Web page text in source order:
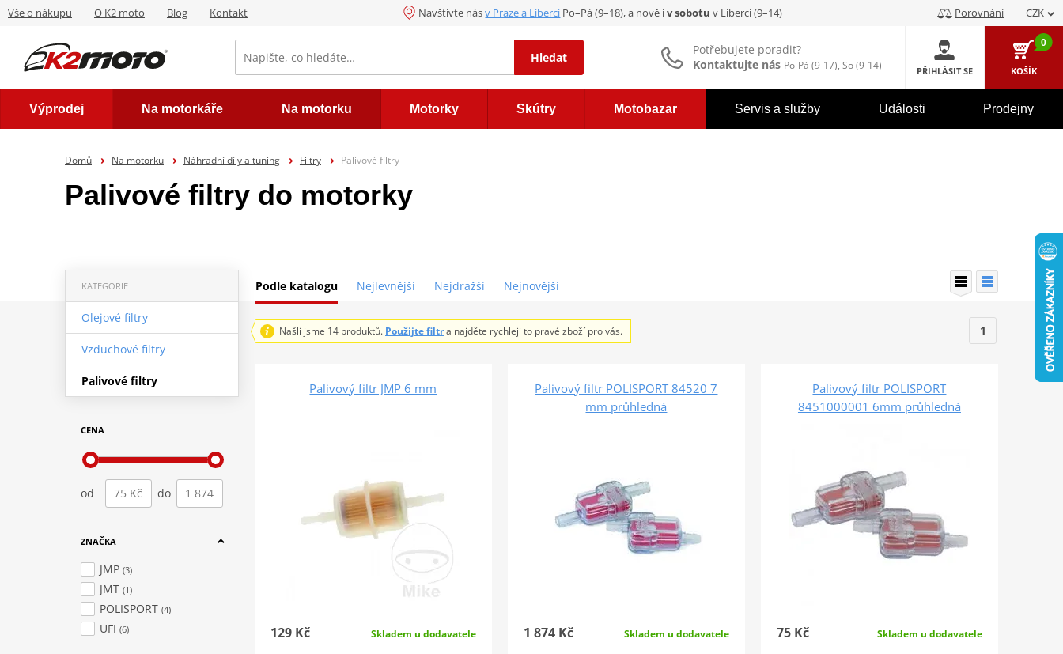
Vše o nákupu O K2 moto Blog Kontakt Navštivte násv Praze a Liberci Po–Pá (9–18), a nově iv sobotu v Liberci (9–14) Porovnání CZK
Hledat
Potřebujete poradit?
Kontaktujte nás Po-Pá (9-17), So (9-14) PŘIHLÁSIT SE
0
KOŠÍK
Výprodej Na motorkáře Na motorku Motorky Skútry Motobazar Servis a služby Události Prodejny
Domů Na motorku Náhradní díly a tuning Filtry Palivové filtry
Palivové filtry do motorky
Podle katalogu Nejlevnější Nejdražší Nejnovější
KATEGORIE
Olejové filtry
Vzduchové filtry
Palivové filtry
CENA
od do
ZNAČKA
JMP (3)
JMT (1)
POLISPORT (4)
UFI (6)
1
Našli jsme 14 produktů. Použijte filtra najděte rychleji to pravé zboží pro vás.
Palivový filtr JMP 6 mm
129 Kč Skladem u dodavatele
Palivový filtr POLISPORT 84520 7
mm průhledná
1 874 Kč Skladem u dodavatele
Palivový filtr POLISPORT
8451000001 6mm průhledná
75 Kč Skladem u dodavatele